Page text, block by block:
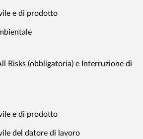
e di prodotto
Risks (obbligatoria) e Interruzione di
e di prodotto
del datore di lavoro